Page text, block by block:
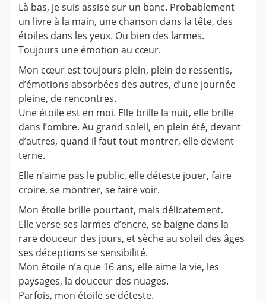
Là bas, je suis assise sur un banc. Probablement
un livre à la main, une chanson dans la tête, des
étoiles dans les yeux. Ou bien des larmes.
Toujours une émotion au cœur.
Mon cœur est toujours plein, plein de ressentis,
d’émotions absorbées des autres, d’une journée
pleine, de rencontres.
Une étoile est en moi. Elle brille la nuit, elle brille
dans l’ombre. Au grand soleil, en plein été, devant
d’autres, quand il faut tout montrer, elle devient
terne.
Elle n’aime pas le public, elle déteste jouer, faire
croire, se montrer, se faire voir.
Mon étoile brille pourtant, mais délicatement.
Elle verse ses larmes d’encre, se baigne dans la
rare douceur des jours, et sèche au soleil des âges
ses déceptions se sensibilité.
Mon étoile n’a que 16 ans, elle aime la vie, les
paysages, la douceur des nuages.
Parfois, mon étoile se déteste.